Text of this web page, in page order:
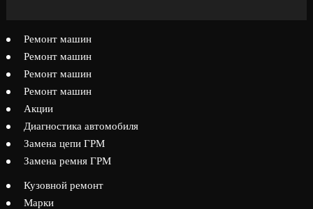
Ремонт машин
Ремонт машин
Ремонт машин
Ремонт машин
Акции
Диагностика автомобиля
Замена цепи ГРМ
Замена ремня ГРМ
Кузовной ремонт
Марки